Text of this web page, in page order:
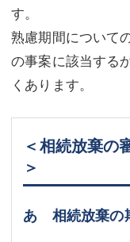
す。
熟慮期間について
の事案に該当する
くあります。
＜相続放棄の
＞
あ 相続放棄の